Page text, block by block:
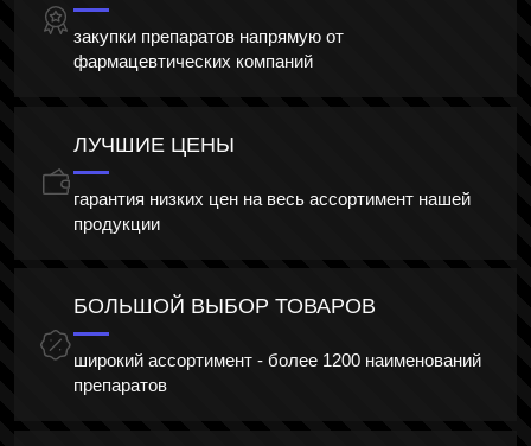
закупки препаратов напрямую от
фармацевтических компаний
ЛУЧШИЕ ЦЕНЫ
гарантия низких цен на весь ассортимент нашей
продукции
БОЛЬШОЙ ВЫБОР ТОВАРОВ
широкий ассортимент - более 1200 наименований
препаратов